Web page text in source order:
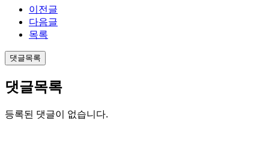
이전글
다음글
목록
댓글목록
댓글목록
등록된 댓글이 없습니다.